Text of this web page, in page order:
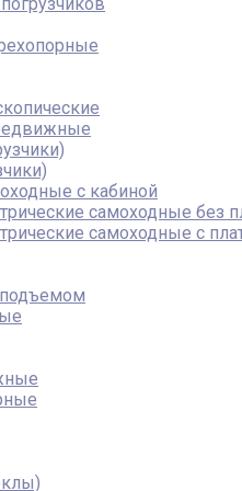
с кабиной
самоходные без
самоходные с